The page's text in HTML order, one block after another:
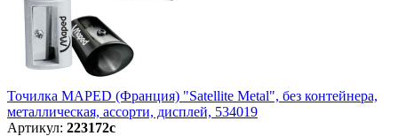
Точилка MAPED (Франция) "Satellite Metal", без контейнера,
металлическая, ассорти, дисплей, 534019
Артикул: 223172с